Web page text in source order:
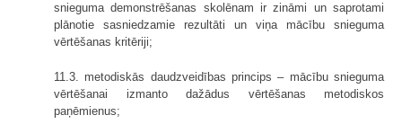
snieguma demonstrēšanas skolēnam ir zināmi un saprotami
plānotie sasniedzamie rezultāti un viņa mācību snieguma
vērtēšanas kritēriji;
11.3. metodiskās daudzveidības princips – mācību snieguma
vērtēšanai izmanto dažādus vērtēšanas metodiskos
paņēmienus;